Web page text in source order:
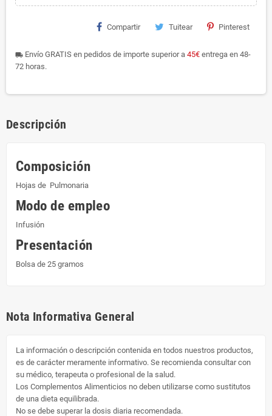
Compartir Tuitear Pinterest
local_shipping Envío GRATIS en pedidos de importe superior a 45€ entrega en 48-
72 horas.
Descripción
Composición
Hojas de Pulmonaria
Modo de empleo
Infusión
Presentación
Bolsa de 25 gramos
Nota Informativa General
La información o descripción contenida en todos nuestros productos,
es de carácter meramente informativo. Se recomienda consultar con
su médico, terapeuta o profesional de la salud.
Los Complementos Alimenticios no deben utilizarse como sustitutos
de una dieta equilibrada.
No se debe superar la dosis diaria recomendada.